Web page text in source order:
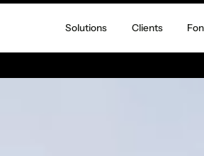
Solutions Clients